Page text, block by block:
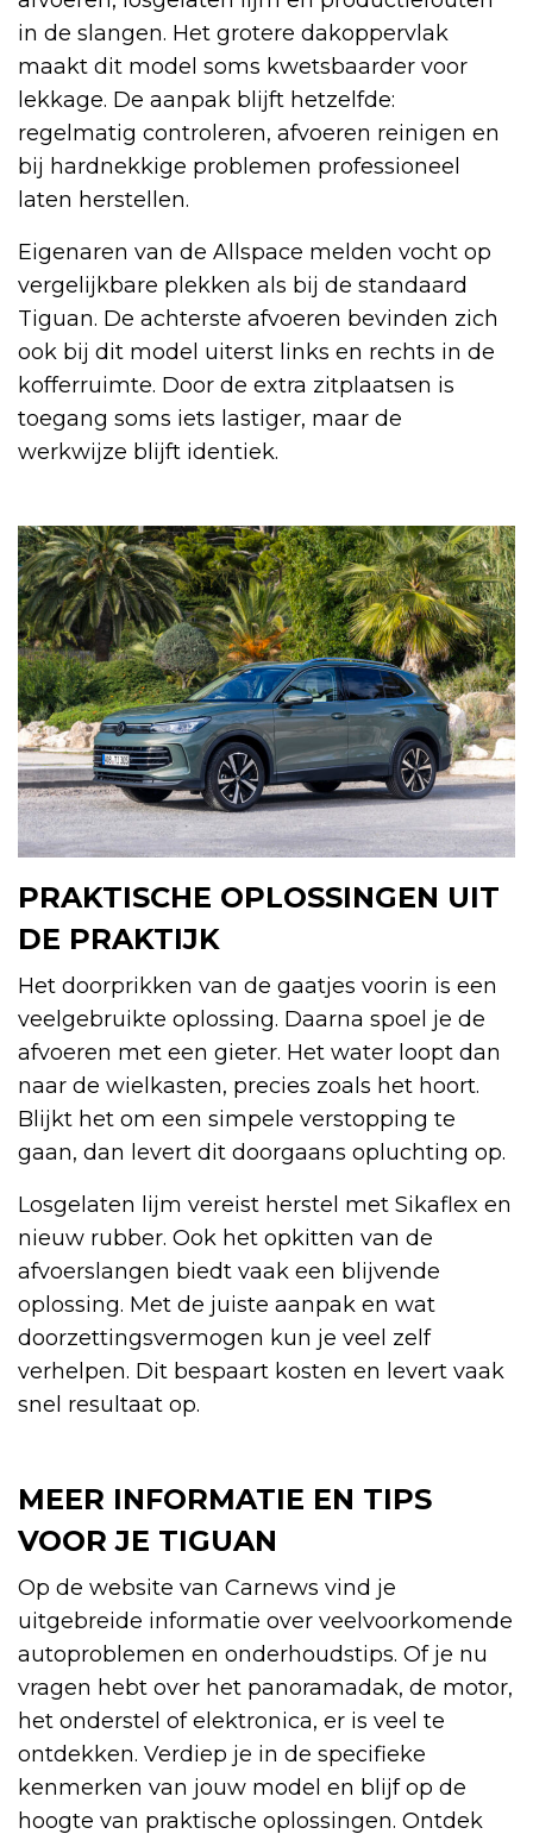
in de slangen. Het grotere dakoppervlak
maakt dit model soms kwetsbaarder voor
lekkage. De aanpak blijft hetzelfde:
regelmatig controleren, afvoeren reinigen en
bij hardnekkige problemen professioneel
laten herstellen.
Eigenaren van de Allspace melden vocht op
vergelijkbare plekken als bij de standaard
Tiguan. De achterste afvoeren bevinden zich
ook bij dit model uiterst links en rechts in de
kofferruimte. Door de extra zitplaatsen is
toegang soms iets lastiger, maar de
werkwijze blijft identiek.
PRAKTISCHE OPLOSSINGEN UIT
DE PRAKTIJK
Het doorprikken van de gaatjes voorin is een
veelgebruikte oplossing. Daarna spoel je de
afvoeren met een gieter. Het water loopt dan
naar de wielkasten, precies zoals het hoort.
Blijkt het om een simpele verstopping te
gaan, dan levert dit doorgaans opluchting op.
Losgelaten lijm vereist herstel met Sikaflex en
nieuw rubber. Ook het opkitten van de
afvoerslangen biedt vaak een blijvende
oplossing. Met de juiste aanpak en wat
doorzettingsvermogen kun je veel zelf
verhelpen. Dit bespaart kosten en levert vaak
snel resultaat op.
MEER INFORMATIE EN TIPS
VOOR JE TIGUAN
Op de website van Carnews vind je
uitgebreide informatie over veelvoorkomende
autoproblemen en onderhoudstips. Of je nu
vragen hebt over het panoramadak, de motor,
het onderstel of elektronica, er is veel te
ontdekken. Verdiep je in de specifieke
kenmerken van jouw model en blijf op de
hoogte van praktische oplossingen. Ontdek